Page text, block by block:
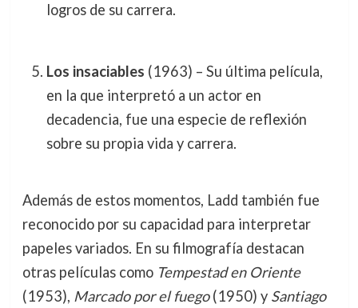
logros de su carrera.
Los insaciables (1963) – Su última película,
en la que interpretó a un actor en
decadencia, fue una especie de reflexión
sobre su propia vida y carrera.
Además de estos momentos, Ladd también fue
reconocido por su capacidad para interpretar
papeles variados. En su filmografía destacan
otras películas como Tempestad en Oriente
(1953), Marcado por el fuego(1950) y Santiago